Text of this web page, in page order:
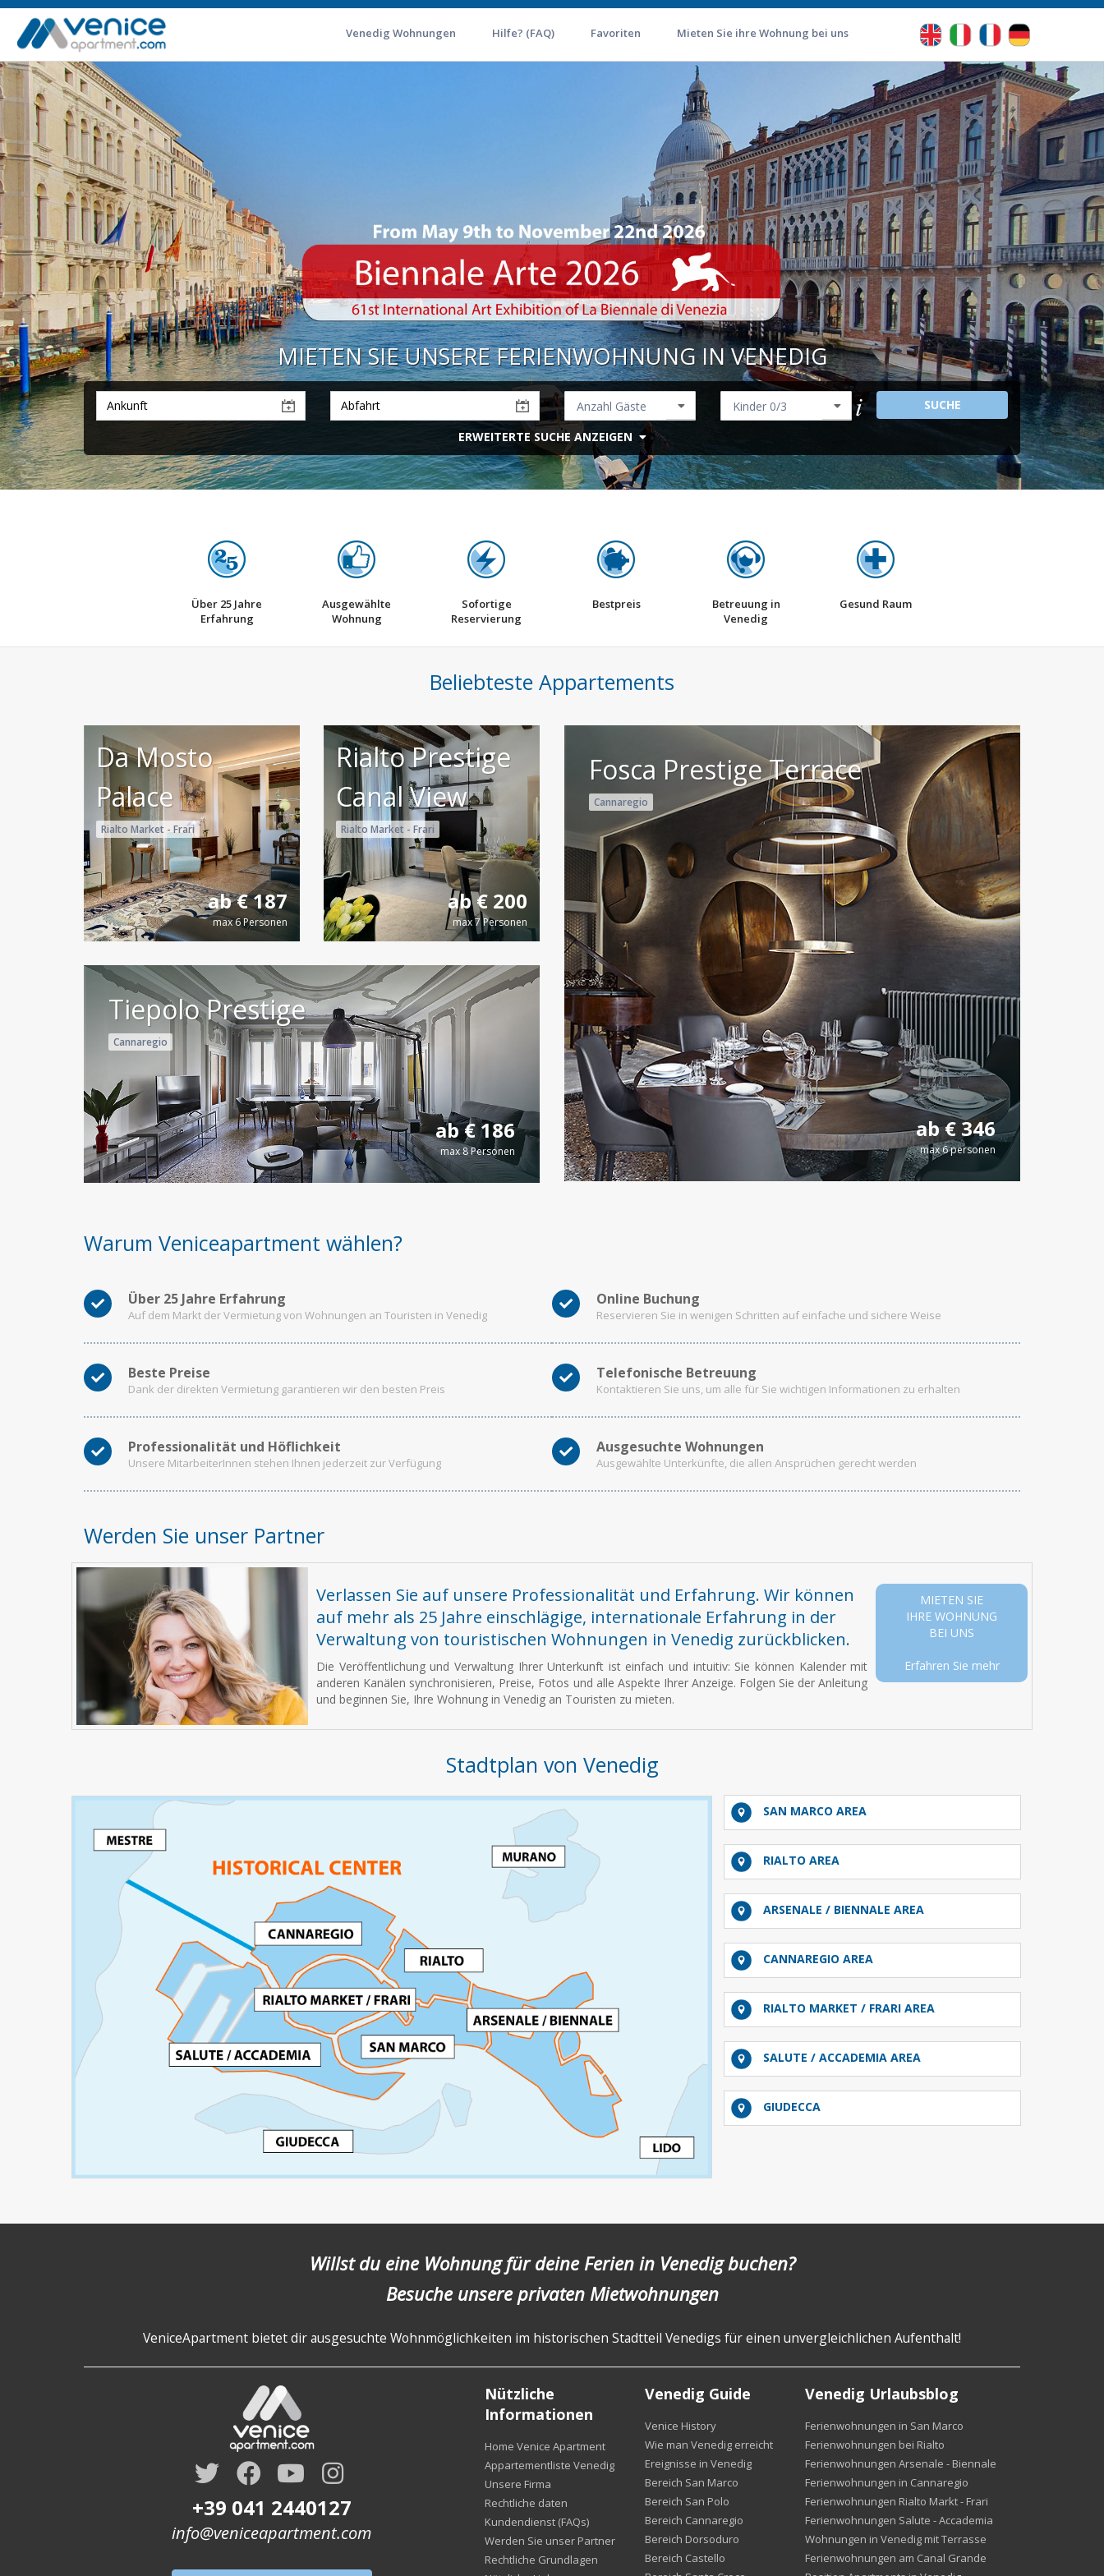
Venedig Wohnungen Hilfe? (FAQ) Favoriten Mieten Sie ihre Wohnung bei uns
MIETEN SIE UNSERE FERIENWOHNUNG IN VENEDIG
SUCHE
ERWEITERTE SUCHE ANZEIGEN
Über 25 Jahre
Erfahrung
Ausgewählte
Wohnung
Sofortige
Reservierung
Bestpreis
Betreuung in
Venedig
Gesund Raum
Beliebteste Appartements
Da Mosto
Palace
Rialto Market - Frari
ab € 187
max 6 Personen
Rialto Prestige
Canal View
Rialto Market - Frari
ab € 200
max 7 Personen
Fosca Prestige Terrace
Cannaregio
ab € 346
max 6 personen
Tiepolo Prestige
Cannaregio
ab € 186
max 8 Personen
Warum Veniceapartment wählen?
Über 25 Jahre Erfahrung
Auf dem Markt der Vermietung von Wohnungen an Touristen in Venedig
Online Buchung
Reservieren Sie in wenigen Schritten auf einfache und sichere Weise
Beste Preise
Dank der direkten Vermietung garantieren wir den besten Preis
Telefonische Betreuung
Kontaktieren Sie uns, um alle für Sie wichtigen Informationen zu erhalten
Professionalität und Höflichkeit
Unsere MitarbeiterInnen stehen Ihnen jederzeit zur Verfügung
Ausgesuchte Wohnungen
Ausgewählte Unterkünfte, die allen Ansprüchen gerecht werden
Werden Sie unser Partner
Verlassen Sie auf unsere Professionalität und Erfahrung. Wir können
auf mehr als 25 Jahre einschlägige, internationale Erfahrung in der
Verwaltung von touristischen Wohnungen in Venedig zurückblicken.
Die Veröffentlichung und Verwaltung Ihrer Unterkunft ist einfach und intuitiv: Sie können Kalender mit
anderen Kanälen synchronisieren, Preise, Fotos und alle Aspekte Ihrer Anzeige. Folgen Sie der Anleitung
und beginnen Sie, Ihre Wohnung in Venedig an Touristen zu mieten.
MIETEN SIE
IHRE WOHNUNG
BEI UNS
Erfahren Sie mehr
Stadtplan von Venedig
SAN MARCO AREA
RIALTO AREA
ARSENALE / BIENNALE AREA
CANNAREGIO AREA
RIALTO MARKET / FRARI AREA
SALUTE / ACCADEMIA AREA
GIUDECCA
Willst du eine Wohnung für deine Ferien in Venedig buchen?
Besuche unsere privaten Mietwohnungen
VeniceApartment bietet dir ausgesuchte Wohnmöglichkeiten im historischen Stadtteil Venedigs für einen unvergleichlichen Aufenthalt!
+39 041 2440127
info@veniceapartment.com
Nützliche
Informationen
Home Venice Apartment
Appartementliste Venedig
Unsere Firma
Rechtliche daten
Kundendienst (FAQs)
Werden Sie unser Partner
Rechtliche Grundlagen
Venedig Guide
Venice History
Wie man Venedig erreicht
Ereignisse in Venedig
Bereich San Marco
Bereich San Polo
Bereich Cannaregio
Bereich Dorsoduro
Bereich Castello
Venedig Urlaubsblog
Ferienwohnungen in San Marco
Ferienwohnungen bei Rialto
Ferienwohnungen Arsenale - Biennale
Ferienwohnungen in Cannaregio
Ferienwohnungen Rialto Markt - Frari
Ferienwohnungen Salute - Accademia
Wohnungen in Venedig mit Terrasse
Ferienwohnungen am Canal Grande